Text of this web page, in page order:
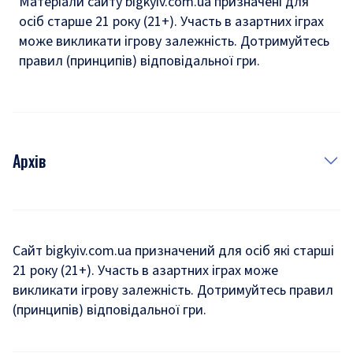
осіб старше 21 року (21+). Участь в азартних іграх
може викликати ігрову залежність. Дотримуйтесь
правил (принципів) відповідальної гри.
Архів
Комуналка
Хроніки війни
Сайт bigkyiv.com.ua призначений для осіб які старші
21 року (21+). Участь в азартних іграх може
викликати ігрову залежність. Дотримуйтесь правил
(принципів) відповідальної гри.